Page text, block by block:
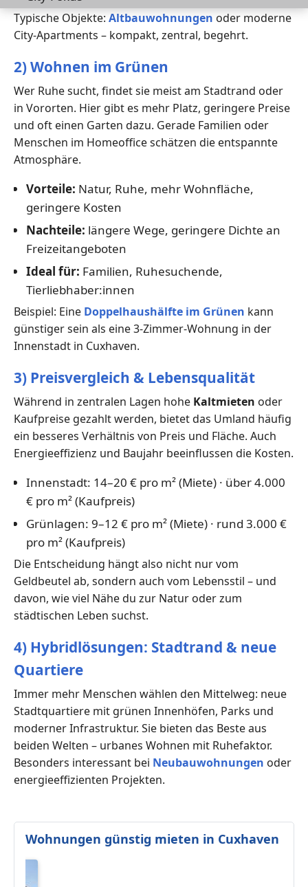
Typische Objekte: Altbauwohnungen oder moderne
City-Apartments – kompakt, zentral, begehrt.
2) Wohnen im Grünen
Wer Ruhe sucht, findet sie meist am Stadtrand oder
in Vororten. Hier gibt es mehr Platz, geringere Preise
und oft einen Garten dazu. Gerade Familien oder
Menschen im Homeoffice schätzen die entspannte
Atmosphäre.
Vorteile: Natur, Ruhe, mehr Wohnfläche,
geringere Kosten
Nachteile: längere Wege, geringere Dichte an
Freizeitangeboten
Ideal für: Familien, Ruhesuchende,
Tierliebhaber:innen
Beispiel: Eine Doppelhaushälfte im Grünen kann
günstiger sein als eine 3-Zimmer-Wohnung in der
Innenstadt in Cuxhaven.
3) Preisvergleich & Lebensqualität
Während in zentralen Lagen hohe Kaltmieten oder
Kaufpreise gezahlt werden, bietet das Umland häufig
ein besseres Verhältnis von Preis und Fläche. Auch
Energieeffizienz und Baujahr beeinflussen die Kosten.
Innenstadt: 14–20 € pro m² (Miete) · über 4.000
€ pro m² (Kaufpreis)
Grünlagen: 9–12 € pro m² (Miete) · rund 3.000 €
pro m² (Kaufpreis)
Die Entscheidung hängt also nicht nur vom
Geldbeutel ab, sondern auch vom Lebensstil – und
davon, wie viel Nähe du zur Natur oder zum
städtischen Leben suchst.
4) Hybridlösungen: Stadtrand & neue
Quartiere
Immer mehr Menschen wählen den Mittelweg: neue
Stadtquartiere mit grünen Innenhöfen, Parks und
moderner Infrastruktur. Sie bieten das Beste aus
beiden Welten – urbanes Wohnen mit Ruhefaktor.
Besonders interessant bei Neubauwohnungen oder
energieeffizienten Projekten.
Wohnungen günstig mieten in Cuxhaven